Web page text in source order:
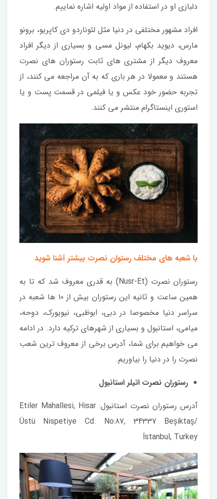
دلبازی او در استفاده از مواد اولیه اشاره نماییم.
افراد مشهور مختلفی در دنیا مثل لئوناردو دی کاپریو، برونو
مارس، دیوید بکهام، لیونل مسی و بسیاری از دیگر افراد
معروف دیگر از مشتری های ثابت رستوران های نصرت
هستند و معمولا در هر باری که به آن مراجعه می کنند، از
تجربه حضور خود عکس و یا فیلمی در قسمت پست و یا
استوری اینستاگرام منتشر می کنند.
با شعبه های مختلف رستوان نصرت بیشتر آشنا شوید
رستوران نصرت (Nusr-Et) به قدری معروف شد که تا به
همین ساعت و ثانیه این رستوران بیش از ۱۰ ها شعبه در
سراسر دنیا مخصوصا در دبی، ابوظبی، نیویورک، دوحه،
میامی، استانبول و بسیاری از شهرهای ترکیه دارد. در ادامه
می خواهیم برای شما، آدرس برخی از معروف ترین شعب
نصرت را در دنیا را بیاوریم.
رستوران نصرت اتیلر استانبول
آدرس رستوران نصرت استانبول: Etiler Mahallesi, Hisar
Üstü Nispetiye Cd. No:87, 34337 Beşiktaş/
İstanbul, Turkey